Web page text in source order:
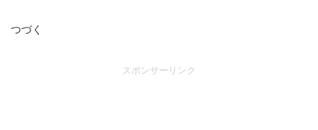
つづく
スポンサーリンク